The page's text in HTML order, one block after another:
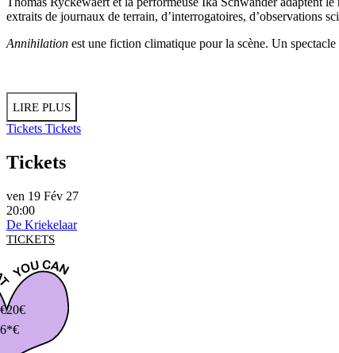
extraits de journaux de terrain, d’interrogatoires, d’observations
Annihilation est une fiction climatique pour la scène. Un
LIRE PLUS
Tickets Tickets
Tickets
ven 19 Fév 27
20:00
De Kriekelaar
TICKETS
20€